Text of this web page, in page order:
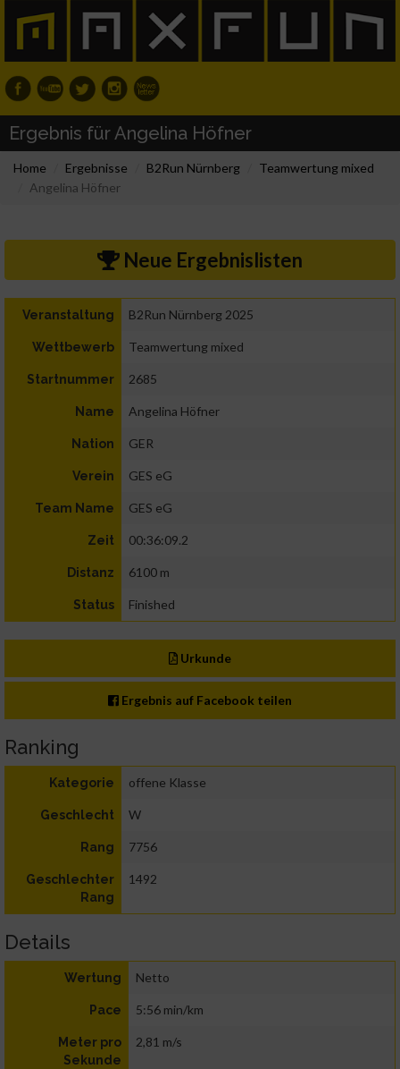
Ergebnis für Angelina Höfner
Home Ergebnisse B2Run Nürnberg
Teamwertung mixed
Angelina Höfner
Neue Ergebnislisten
Veranstaltung B2Run Nürnberg 2025
Wettbewerb Teamwertung mixed
Startnummer 2685
Name Angelina Höfner
Nation GER
Verein GES eG
Team Name GES eG
Zeit 00:36:09.2
Distanz 6100 m
Status Finished
Urkunde
Ergebnis auf Facebook teilen
Ranking
Kategorie offene Klasse
Geschlecht W
Rang 7756
Geschlechter
Rang
1492
Details
Wertung Netto
Pace 5:56 min/km
Meter pro
Sekunde
2,81 m/s